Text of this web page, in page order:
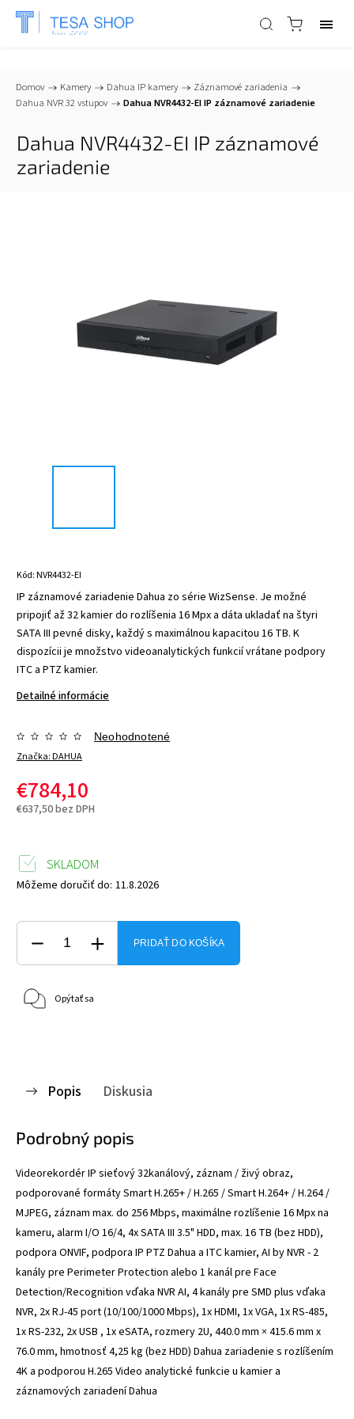
📞+421 903 553 805 info@tesa-systems.sk
Domov / Kamery / Dahua IP kamery / Záznamové zariadenia /
Dahua NVR 32 vstupov / Dahua NVR4432-EI IP záznamové zariadenie
Dahua NVR4432-EI IP záznamové
zariadenie
Kód:NVR4432-EI
IP záznamové zariadenie Dahua zo série WizSense. Je možné
pripojiť až 32 kamier do rozlíšenia 16 Mpx a dáta ukladať na štyri
SATA III pevné disky, každý s maximálnou kapacitou 16 TB. K
dispozícii je množstvo videoanalytických funkcií vrátane podpory
ITC a PTZ kamier.
Detailné informácie
Značka:DAHUA
Neohodnotené
€784,10
€637,50 bez DPH
SKLADOM
Môžeme doručiť do: 11.8.2026
PRIDAŤ DO KOŠÍKA
Opýtať sa
Popis Diskusia
Podrobný popis
Videorekordér IP sieťový 32kanálový, záznam / živý obraz,
podporované formáty Smart H.265+ / H.265 / Smart H.264+ / H.264 /
MJPEG, záznam max. do 256 Mbps, maximálne rozlíšenie 16 Mpx na
kameru, alarm I/O 16/4, 4x SATA III 3.5" HDD, max. 16 TB (bez HDD),
podpora ONVIF, podpora IP PTZ Dahua a ITC kamier, AI by NVR - 2
kanály pre Perimeter Protection alebo 1 kanál pre Face
Detection/Recognition vďaka NVR AI, 4 kanály pre SMD plus vďaka
NVR, 2x RJ-45 port (10/100/1000 Mbps), 1x HDMI, 1x VGA, 1x RS-485,
1x RS-232, 2x USB , 1x eSATA, rozmery 2U, 440.0 mm × 415.6 mm x
76.0 mm, hmotnosť 4,25 kg (bez HDD) Dahua zariadenie s rozlíšením
4K a podporou H.265 Video analytické funkcie u kamier a
záznamových zariadení Dahua